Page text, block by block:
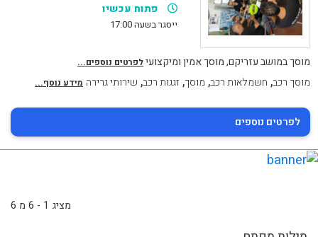
פתוח עכשיו
ייסגר בשעה 17:00
מוסך במושב עזריקם, מוסך אמין ומיקצועילפרטים נוספים...
מוסך רכב, חשמלאות רכב, מוסך,זגגות רכב, שירותי גרירה מידע נוסף...
לפרטים נוספים
מציג 1 - 6 מ 6